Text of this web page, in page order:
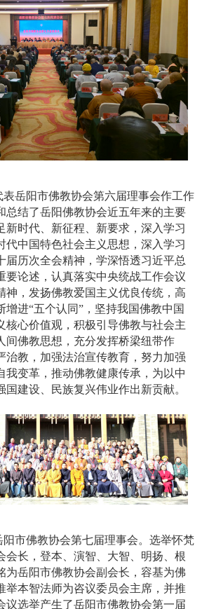
岳阳市佛教协会第六届理事会作工作
总结了岳阳佛教协会近五年来的主要
新时代、新征程、新要求，深入学习
代中国特色社会主义思想，深入学习
届历次全会精神，学深悟透习近平总
要论述，认真落实中央统战工作会议
神，发扬佛教爱国主义优良传统，高
增进“五个认同”，坚持我国佛教中国
核心价值观，积极引导佛教与社会主
间佛教思想，充分发挥桥梁纽带作
治教，加强法治宣传教育，努力加强
我变革，推动佛教健康传承，为以中
国建设、民族复兴伟业作出新贡献。
市佛教协会第七届理事会。选举怀梵
会长，登本、演智、大智、明扬、根
为岳阳市佛教协会副会长，容基为佛
举本智法师为咨议委员会主席，并推
议选举产生了岳阳市佛教协会第一届